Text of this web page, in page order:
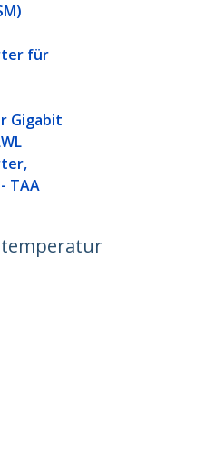
für
Gigabit
TAA